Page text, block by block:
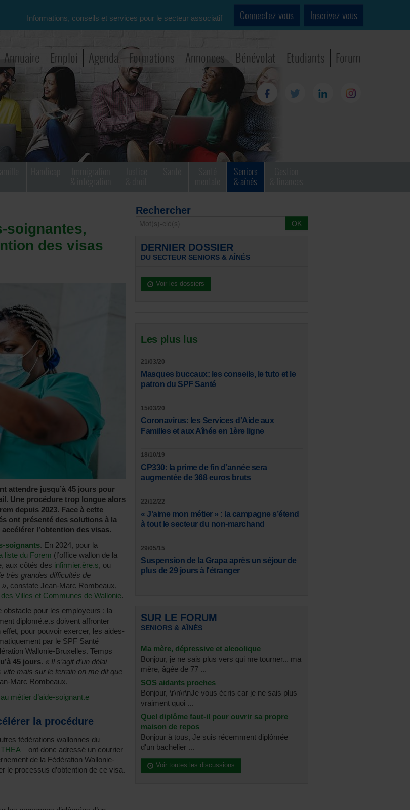
Informations, conseils et services pour le secteur associatif Connectez-vous Inscrivez-vous
Annuaire Emploi Agenda Formations Annonces Bénévolat Etudiants Forum
Seniors
& aînés
soignantes,
des visas
attendre jusqu’à 45 jours pour
Une procédure trop longue alors
depuis 2023. Face à cette
ont présenté des solutions à la
l’obtention des visas.
soignants. En 2024, pour la
liste du Forem (l’office wallon de la
aux côtés des infirmier.ère.s, ou
très grandes difficultés de
», constate Jean-Marc Rombeaux,
Villes et Communes de Wallonie.
obstacle pour les employeurs : la
diplomé.e.s doivent affronter
pour pouvoir exercer, les aides-
par le SPF Santé
Wallonie-Bruxelles. Temps
45 jours. « Il s’agit d’un délai
mais sur le terrain on me dit que
Marc Rombeaux.
métier d’aide-soignant.e
la procédure
fédérations wallonnes du
– ont donc adressé un courrier
de la Fédération Wallonie-
le processus d’obtention de ce visa.
Rechercher
DERNIER DOSSIER
DU SECTEUR SENIORS & AÎNÉS
Voir les dossiers
Les plus lus
21/03/20
Masques buccaux: les conseils, le tuto et le
patron du SPF Santé
15/03/20
Coronavirus: les Services d'Aide aux
Familles et aux Aînés en 1ère ligne
18/10/19
CP330: la prime de fin d'année sera
augmentée de 368 euros bruts
22/12/22
« J’aime mon métier » : la campagne s’étend
à tout le secteur du non-marchand
29/05/15
Suspension de la Grapa après un séjour de
plus de 29 jours à l'étranger
SUR LE FORUM
SENIORS & AÎNÉS
Ma mère, dépressive et alcoolique
Bonjour, je ne sais plus vers qui me tourner... ma
mère, âgée de 77 ...
SOS aidants proches
Bonjour, \r\n\r\nJe vous écris car je ne sais plus
vraiment quoi ...
Quel diplôme faut-il pour ouvrir sa propre
maison de repos
Bonjour à tous, Je suis récemment diplômée
d'un bachelier ...
Voir toutes les discussions